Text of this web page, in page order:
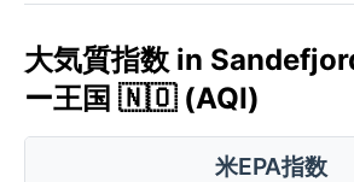
大気質指数 in
ー王国 🇳🇴 (AQI)
米EPA指数